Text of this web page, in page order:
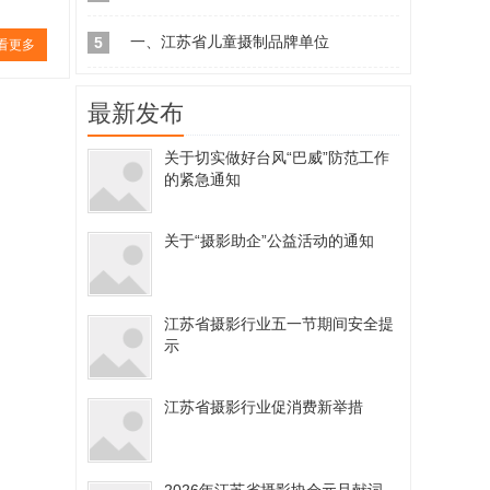
更多 5 一、江苏省儿童摄制品牌单位
最新发布
关于切实做好台风“巴威”防范工作
的紧急通知
关于“摄影助企”公益活动的通知
江苏省摄影行业五一节期间安全提
示
江苏省摄影行业促消费新举措